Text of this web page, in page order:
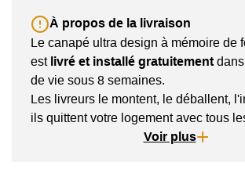
À propos de la livraison
Le canapé ultra design à mémoire de
est livré et installé gratuitementdans
de vie sous 8 semaines.
Les livreurs le montent, le déballent,
ils quittent votre logement avec tous
Le transporteur vous contacte, en
Voir plus